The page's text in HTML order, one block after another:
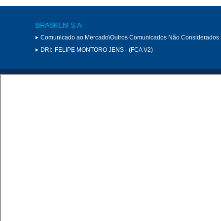
BRASKEM S.A.
Comunicado ao Mercado\Outros Comunicados Não Considerados
DRI: FELIPE MONTORO JENS - (FCA V2)